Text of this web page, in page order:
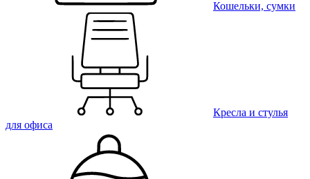
Кошельки, сумки
Кресла и стулья
для офиса